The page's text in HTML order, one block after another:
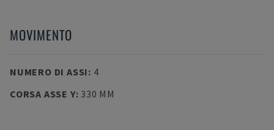
MOVIMENTO
NUMERO DI ASSI: 4
CORSA ASSE Y: 330 MM